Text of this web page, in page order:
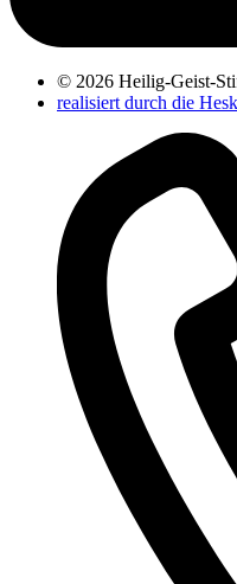
© 2026 Heilig-Geist-
realisiert durch die